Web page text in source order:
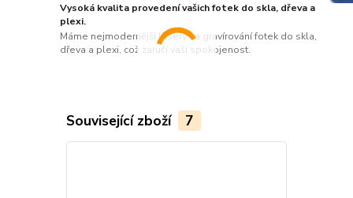
Vysoká kvalita provedení vašich fotek do skla, dřeva a
plexi.
Máme nejmodernější lasery na gravírování fotek do skla,
dřeva a plexi, což zaručí vaši spokojenost.
Související zboží 7